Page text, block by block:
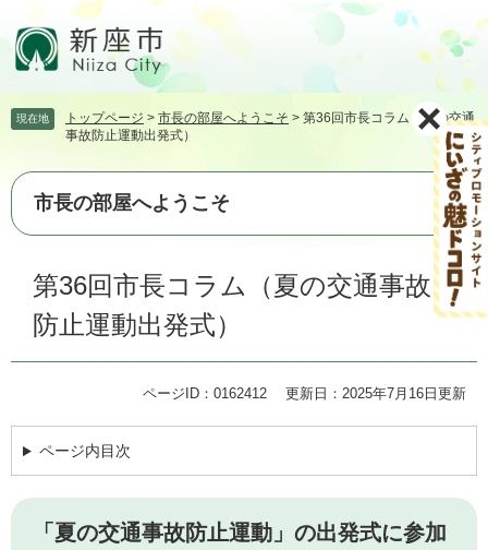
頭
す。
飛
て
本
現在地 トップページ > 市長の部屋へようこそ > 第36回市長コラム（夏の交通
事故防止運動出発式）
市長の部屋へようこそ
第36回市長コラム（夏の交通事故
防止運動出発式）
ページID：0162412 更新日：2025年7月16日更新
ページ内目次
「夏の交通事故防止運動」の出発式に参加